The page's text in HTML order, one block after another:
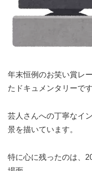
年末恒例のお笑い賞レ
たドキュメンタリーです
芸人さんへの丁寧なイ
景を描いています。
特に心に残ったのは、